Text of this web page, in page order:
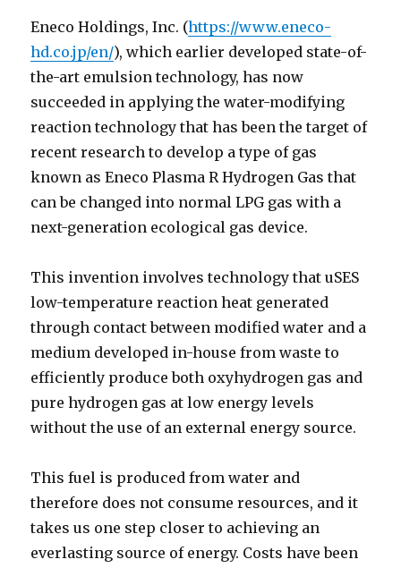
Eneco Holdings, Inc. (https://www.eneco-
hd.co.jp/en/), which earlier developed state-of-
the-art emulsion technology, has now
succeeded in applying the water-modifying
reaction technology that has been the target of
recent research to develop a type of gas
known as Eneco Plasma R Hydrogen Gas that
can be changed into normal LPG gas with a
next-generation ecological gas device.
This invention involves technology that uSES
low-temperature reaction heat generated
through contact between modified water and a
medium developed in-house from waste to
efficiently produce both oxyhydrogen gas and
pure hydrogen gas at low energy levels
without the use of an external energy source.
This fuel is produced from water and
therefore does not consume resources, and it
takes us one step closer to achieving an
everlasting source of energy. Costs have been